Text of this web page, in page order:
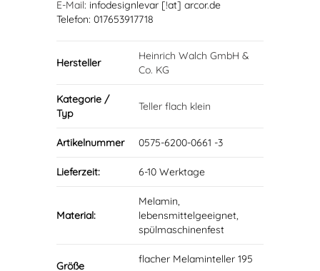
E-Mail: infodesignlevar [!at] arcor.de
Telefon: 017653917718
Hersteller
Heinrich Walch GmbH &
Co. KG
Kategorie /
Typ
Teller flach klein
Artikelnummer 0575-6200-0661 -3
Lieferzeit: 6-10 Werktage
Material:
Melamin,
lebensmittelgeeignet,
spülmaschinenfest
Größe
flacher Melaminteller 195